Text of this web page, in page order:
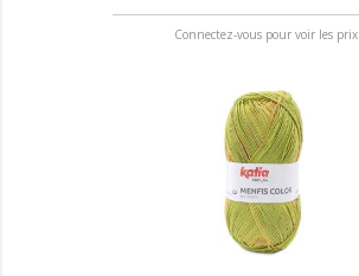
Connectez-vous pour voir les prix